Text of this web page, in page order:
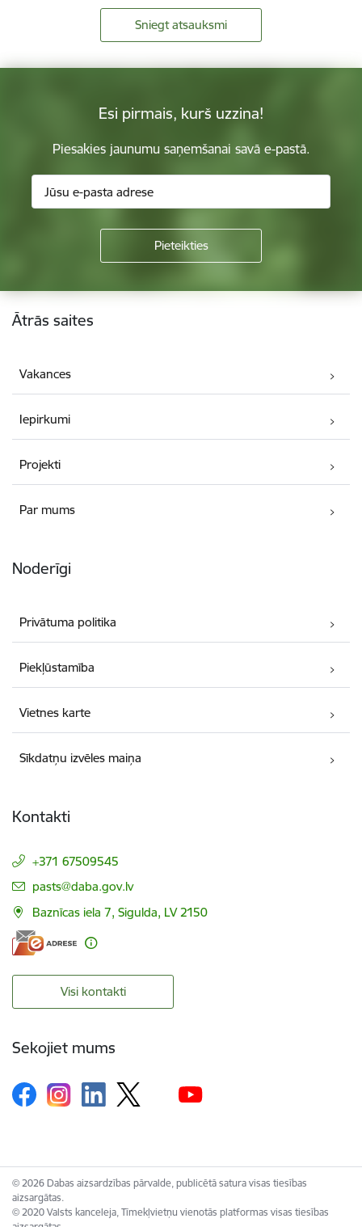
Sniegt atsauksmi
Esi pirmais, kurš uzzina!
Piesakies jaunumu saņemšanai savā e-pastā.
Kājene
Ātrās saites
Vakances
Iepirkumi
Projekti
Par mums
Noderīgi
Privātuma politika
Piekļūstamība
Vietnes karte
Sīkdatņu izvēles maiņa
Kontakti
+371 67509545
E-pasts:
pasts@daba.gov.lv
Baznīcas iela 7, Sigulda, LV 2150
Visi kontakti
Sekojiet mums
© 2026 Dabas aizsardzības pārvalde, publicētā satura visas tiesības
aizsargātas.
© 2020 Valsts kanceleja, Tīmekļvietņu vienotās platformas visas tiesības